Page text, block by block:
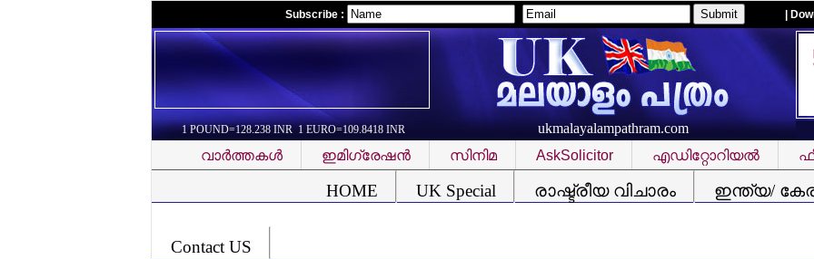
Subscribe : |
1 POUND=128.238 INR 1 EURO=109.8418 INR ukmalayalampathram.com
വാര്‍ത്തകള്‍ ഇമിഗ്രേഷന്‍ സിനിമ AskSolicitor എഡിറ്റോറിയല്‍
HOME UK Special രാഷ്ട്രീയ വിചാരം
ഇന്ത്യ/
Contact US